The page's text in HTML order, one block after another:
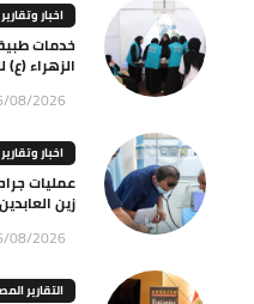
اخبار وتقارير
خدمات
الزهراء (ع)
08/2026
اخبار وتقارير
عمليات
زين
08/2026
التقارير